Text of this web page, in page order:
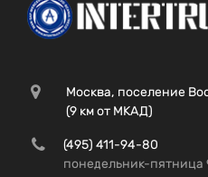
Москва, поселение
(9 км от МКАД)
(495) 411-94-80
понедельник-пятница